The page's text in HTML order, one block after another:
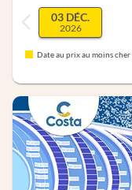
03 DÉC.
2026
Date au prix au moins cher